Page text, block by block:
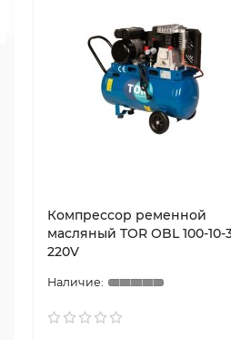
Компрессор ременной
масляный TOR OBL 100-10-
220V